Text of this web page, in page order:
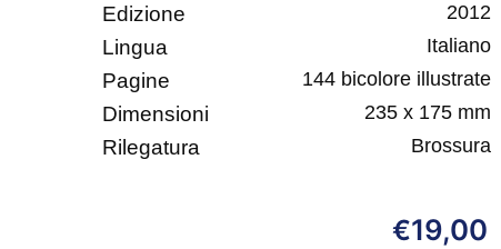
Edizione 2012
Lingua Italiano
Pagine 144 bicolore illustrate
Dimensioni 235 x 175 mm
Rilegatura Brossura
€19,00